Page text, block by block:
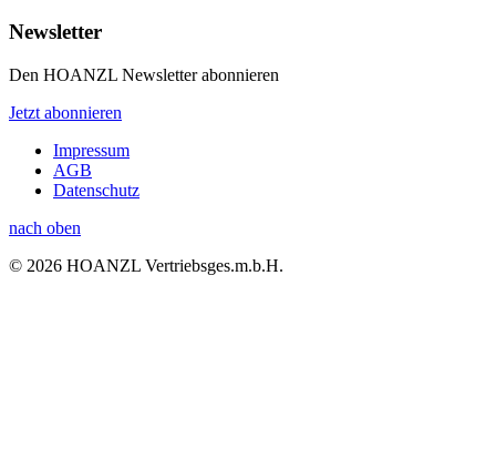
Newsletter
Den HOANZL Newsletter abonnieren
Jetzt abonnieren
Impressum
AGB
Datenschutz
nach oben
© 2026 HOANZL Vertriebsges.m.b.H.